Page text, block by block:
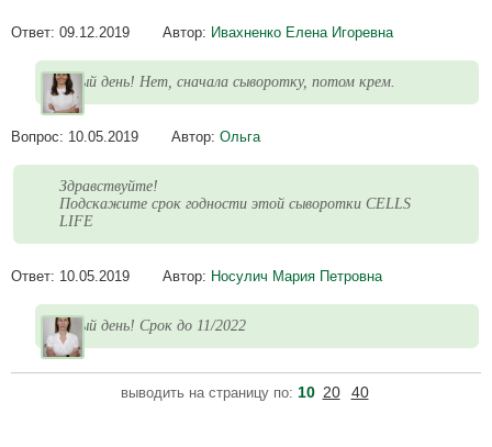
Ответ: 09.12.2019 Автор: Ивахненко Елена Игоревна
Добрый день! Нет, сначала сыворотку, потом крем.
Вопрос: 10.05.2019 Автор: Ольга
Здравствуйте!
Подскажите срок годности этой сыворотки CELLS
LIFE
Ответ: 10.05.2019 Автор: Носулич Мария Петровна
Добрый день! Срок до 11/2022
выводить на страницу по: 10 20 40